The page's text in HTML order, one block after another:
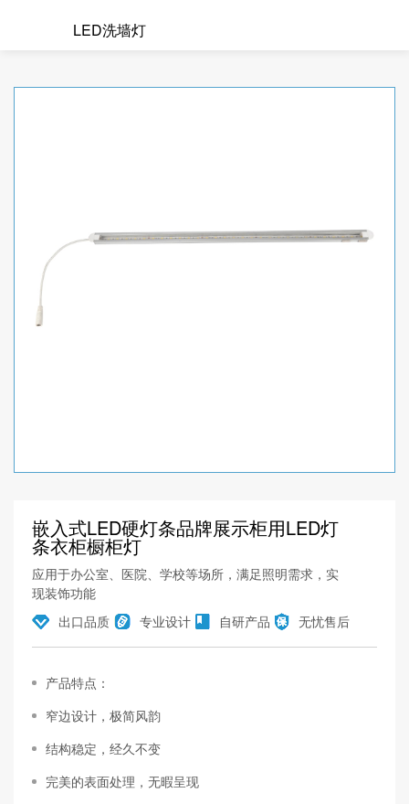
LED洗墙灯
嵌入式LED硬灯条品牌展示柜用LED灯
条衣柜橱柜灯
应用于办公室、医院、学校等场所，满足照明需求，实
现装饰功能
出口品质
专业设计 自研产品 无忧售后
产品特点：
窄边设计，极简风韵
结构稳定，经久不变
完美的表面处理，无暇呈现